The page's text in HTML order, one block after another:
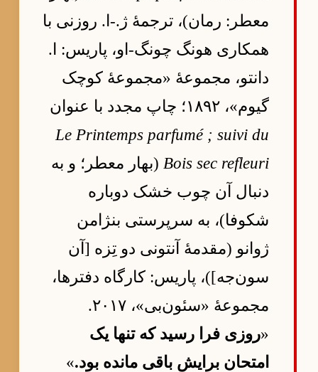
معطر: رمان)، ترجمهٔ ژ.-ا. روزنی با
همکاری هونگ چونگ-او، پاریس: ا.
دانتو، مجموعهٔ «مجموعهٔ کوچک
گیوم»، ۱۸۹۲؛ چاپ مجدد با عنوان
Le Printemps parfumé ; suivi du
Bois sec refleuri (بهار معطر؛ و به
دنبال آن چوب خشک دوباره
شکوفا)، به سرپرستی بنژامن
ژوانو (مقدمهٔ آنتونی دو تِزه [آن
سون‌جه])، پاریس: کارگاه دفترها،
مجموعهٔ «سئون‌بی»، ۲۰۱۷.
«روزی فرا رسید که تنها یک
امتحان برایش باقی مانده بود.»